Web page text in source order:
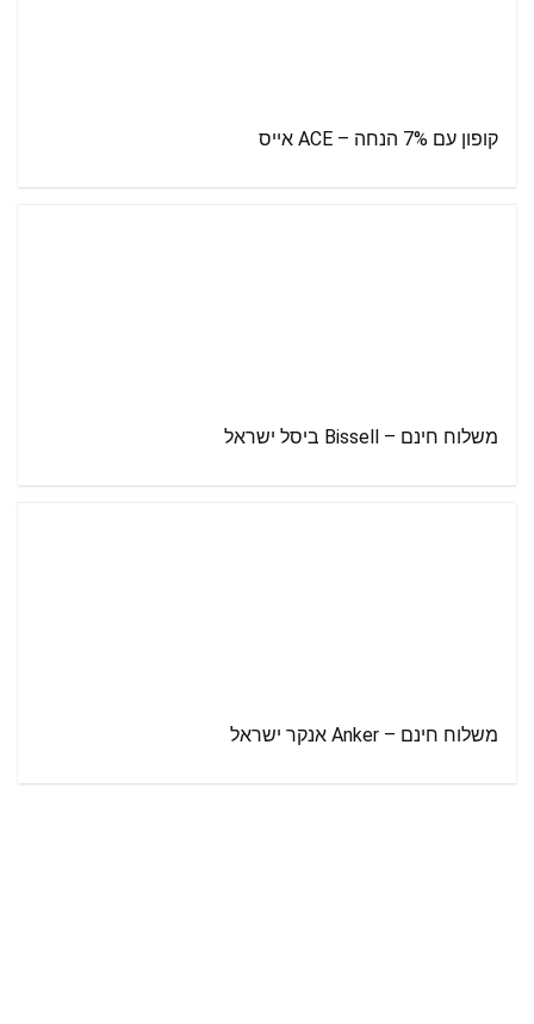
קופון עם 7% הנחה – ACE אייס
משלוח חינם – Bissell ביסל ישראל
משלוח חינם – Anker אנקר ישראל